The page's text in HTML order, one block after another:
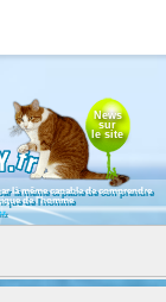
News
sur
le site
là même capable de comprendre
de l'homme